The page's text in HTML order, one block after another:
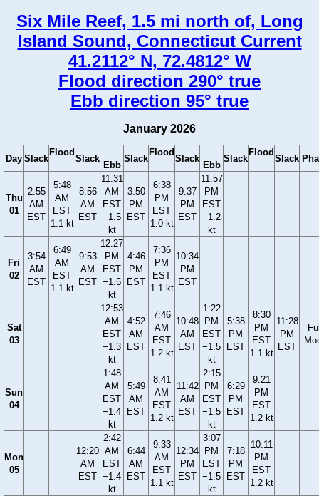
Six Mile Reef, 1.5 mi north of, Long
Island Sound, Connecticut Current
41.2112° N, 72.4812° W
Flood direction 290° true
Ebb direction 95° true
January 2026
Day Slack
Flood
Slack
Ebb
Slack
Flood
Slack
Ebb
Slack
Flood
Slack
Thu
01
2:55
AM
EST
5:48
AM
EST
1.1 kt
8:56
AM
EST
11:31
AM
EST
−1.5
kt
3:50
PM
EST
6:38
PM
EST
1.0 kt
9:37
PM
EST
11:57
PM
EST
−1.2
kt
Fri
02
3:54
AM
EST
6:49
AM
EST
1.1 kt
9:53
AM
EST
12:27
PM
EST
−1.5
kt
4:46
PM
EST
7:36
PM
EST
1.1 kt
10:34
PM
EST
Sat
03
12:53
AM
EST
−1.3
kt
4:52
AM
EST
7:46
AM
EST
1.2 kt
10:48
AM
EST
1:22
PM
EST
−1.5
kt
5:38
PM
EST
8:30
PM
EST
1.1 kt
11:28
PM
EST
Sun
04
1:48
AM
EST
−1.4
kt
5:49
AM
EST
8:41
AM
EST
1.2 kt
11:42
AM
EST
2:15
PM
EST
−1.5
kt
6:29
PM
EST
9:21
PM
EST
1.2 kt
Mon
05
12:20
AM
EST
2:42
AM
EST
−1.4
kt
6:44
AM
EST
9:33
AM
EST
1.1 kt
12:34
PM
EST
3:07
PM
EST
−1.5
kt
7:18
PM
EST
10:11
PM
EST
1.2 kt